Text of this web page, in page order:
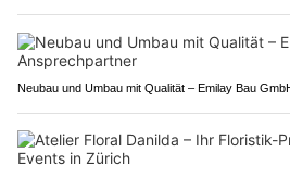
Neubau und Umbau mit Qualität – Emilay Bau